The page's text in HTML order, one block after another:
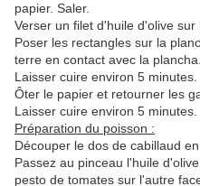
papier. Saler.
Verser un filet d'huile d'olive sur
Poser les rectangles sur la
terre en contact avec la plancha.
Laisser cuire environ 5 minutes.
Ôter le papier et retourner les
Laisser cuire environ 5 minutes.
Préparation du poisson :
Découper le dos de cabillaud
Passez au pinceau l'huile
pesto de tomates sur l'autre